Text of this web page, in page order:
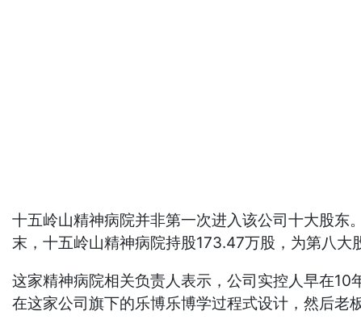
十五岭山精神病院并非第一次进入该公司十大股
末，十五岭山精神病院持股173.47万股，为第八大
这家精神病院相关负责人表示，公司实控人早在
在这家公司旗下的乐博乐博学过程式设计，然后老